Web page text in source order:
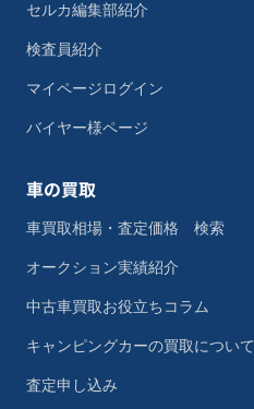
セルカ編集部紹介
検査員紹介
マイページログイン
バイヤー様ページ
車の買取
車買取相場・査定価格 検索
オークション実績紹介
中古車買取お役立ちコラム
キャンピングカーの買取について
査定申し込み